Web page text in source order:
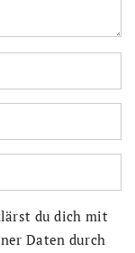
du dich mit
Daten durch